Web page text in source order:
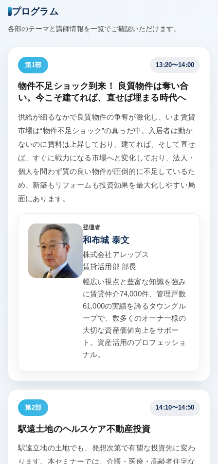
プログラム
各部のテーマと講師情報を一覧でご確認いただけます。
第1部 13:20〜14:00
物件不足ショック到来！ 良質物件は奪い合
い。今こそ建てれば、直せば埋まる時代へ
供給が細るなかで良質物件の争奪が激化し、いま賃貸
市場は“物件不足ショック”の真っだ中。入居者は動か
ないのに賃料は上昇しており、建てれば、そして直せ
ば、すぐに戦力になる市場へと変化しており、法人・
個人を問わず質の良い物件が圧倒的に不足しているた
め、新築もリフォームも投資効果を最大化しやすい局
面にあります。
登壇者
和布城 泰文
株式会社アレップス
賃貸活用部 部長
幅広い視点と豊富な知識を強み
に賃貸仲介74,000件、管理戸数
61,000の実績を誇るタウングル
ープで、数多くのオーナー様の
大切な資産価値向上をサポー
ト。資産活用のプロフェッショ
ナル。
第2部 14:10〜14:50
駅遠土地のヘルスケア不動産投資
駅遠立地の土地でも、発想次第で有望な投資先に変わ
ります。本セミナーでは、介護・医療・高齢者住宅な